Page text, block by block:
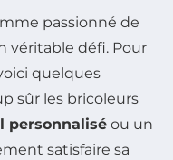
passionné de
véritable défi. Pour
quelques
sûr les bricoleurs
personnalisé ou un
satisfaire sa